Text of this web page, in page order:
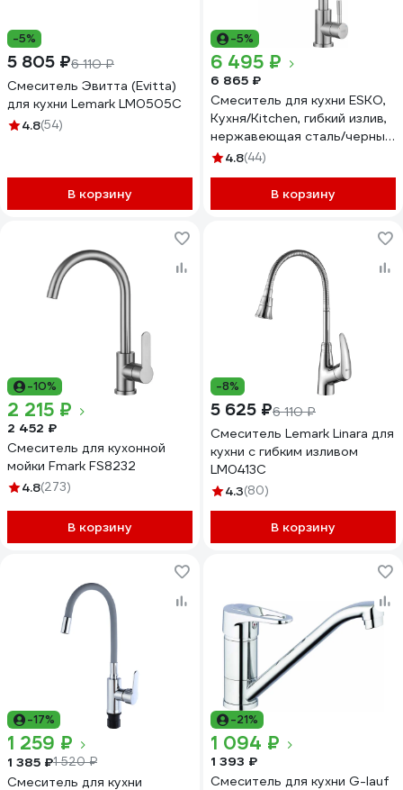
-5%
5 805 ₽6 110 ₽
Смеситель Эвитта (Evitta)
для кухни Lemark LM0505C
4.8(54)
В корзину
-5%
6 495 ₽
6 865 ₽
Смеситель для кухни ESKO,
Кухня/Kitchen, гибкий излив,
нержавеющая сталь/черный,
K44SB
4.8(44)
В корзину
-10%
2 215 ₽
2 452 ₽
Смеситель для кухонной
мойки Fmark FS8232
4.8(273)
В корзину
-8%
5 625 ₽6 110 ₽
Смеситель Lemark Linara для
кухни с гибким изливом
LM0413C
4.3(80)
В корзину
-17%
1 259 ₽
1 385 ₽1 520 ₽
Смеситель для кухни
-21%
1 094 ₽
1 393 ₽
Смеситель для кухни G-lauf